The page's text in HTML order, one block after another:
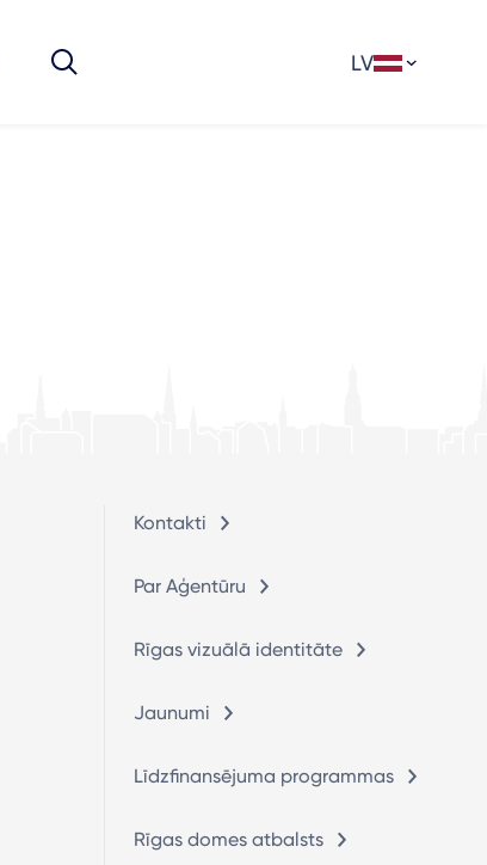
LV
Kontakti
Par Aģentūru
Rīgas vizuālā identitāte
Jaunumi
Līdzfinansējuma programmas
Rīgas domes atbalsts